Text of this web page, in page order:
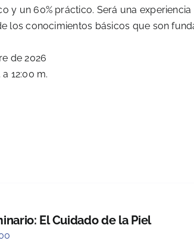
y un 60% práctico. Será una
los conocimientos básicos que son
de 2026
12:00 m.
El Cuidado de la Piel